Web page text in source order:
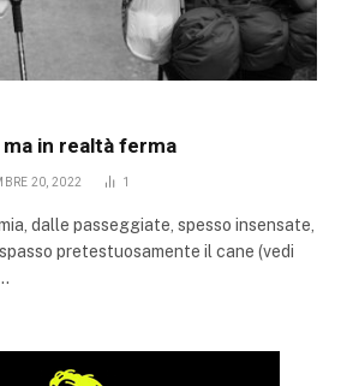
in realtà ferma
20, 2022 1
dalle passeggiate, spesso insensate,
pretestuosamente il cane (vedi